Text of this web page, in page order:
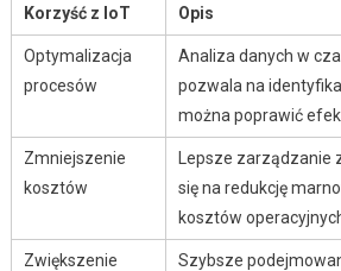
Korzyść z IoT Opis
Optymalizacja
procesów
Analiza danych w
pozwala na
można poprawić
Zmniejszenie
kosztów
Lepsze zarządzanie
się na redukcję
kosztów
Zwiększenie
Szybsze